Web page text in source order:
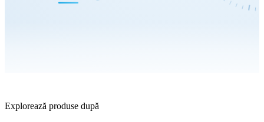
Explorează produse după